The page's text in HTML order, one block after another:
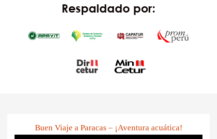
Respaldado por:
Buen Viaje a Paracas – ¡Aventura acuática!